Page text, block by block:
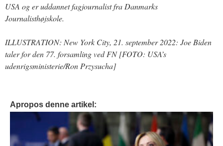
USA og er uddannet fagjournalist fra Danmarks
Journalisthøjskole.
ILLUSTRATION: New York City, 21. september 2022: Joe Biden
taler for den 77. forsamling ved FN [FOTO: USA’s
udenrigsministerie/Ron Przysucha]
Apropos denne artikel: